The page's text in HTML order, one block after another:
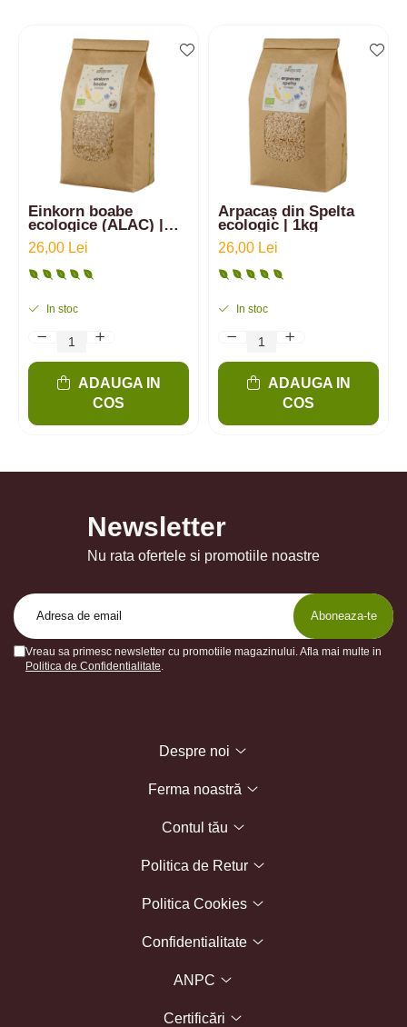
Einkorn boabe
ecologice (ALAC) |
1kg
26,00 Lei
In stoc
ADAUGA IN
COS
Arpacaș din Spelta
ecologic | 1kg
26,00 Lei
In stoc
ADAUGA IN
COS
Newsletter
Nu rata ofertele si promotiile noastre
Vreau sa primesc newsletter cu promotiile magazinului. Afla mai multe in
Politica de Confidentialitate
Despre noi
Ferma noastră
Contul tău
Politica de Retur
Politica Cookies
Confidentialitate
ANPC
Certificări